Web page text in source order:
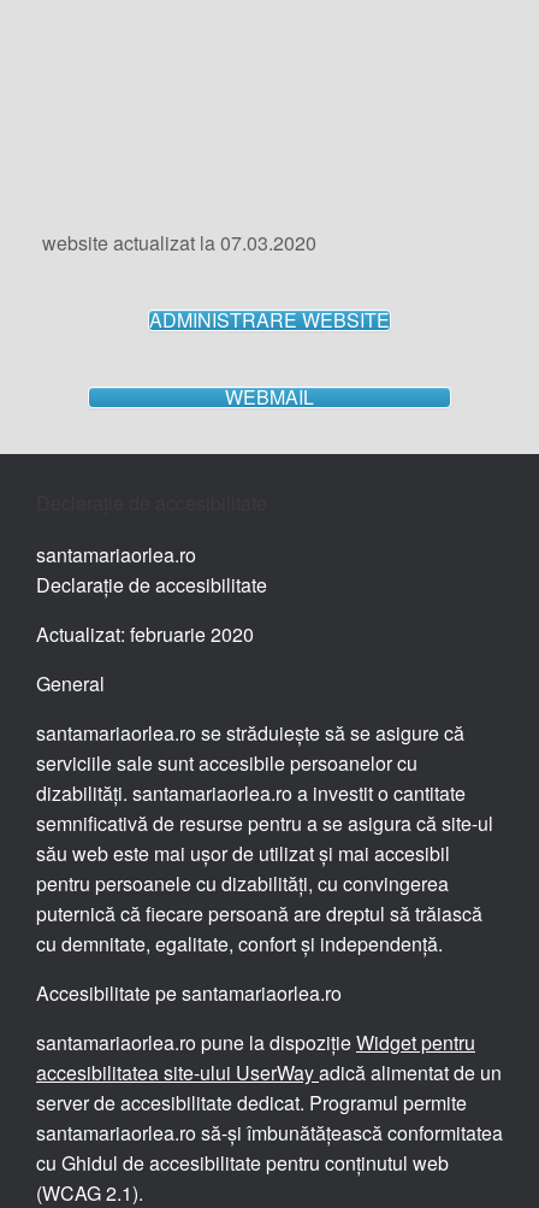
website actualizat la 07.03.2020
ADMINISTRARE WEBSITE
WEBMAIL
santamariaorlea.ro
Declarație de accesibilitate
Actualizat: februarie 2020
General
santamariaorlea.ro se străduiește să se asigure că
serviciile sale sunt accesibile persoanelor cu
dizabilități. santamariaorlea.ro a investit o cantitate
semnificativă de resurse pentru a se asigura că site-ul
său web este mai ușor de utilizat și mai accesibil
pentru persoanele cu dizabilități, cu convingerea
puternică că fiecare persoană are dreptul să trăiască
cu demnitate, egalitate, confort și independență.
Accesibilitate pe santamariaorlea.ro
santamariaorlea.ro pune la dispozițieWidget pentru
accesibilitatea site-ului UserWayadică alimentat de un
server de accesibilitate dedicat. Programul permite
santamariaorlea.ro să-și îmbunătățească conformitatea
cu Ghidul de accesibilitate pentru conținutul web
(WCAG 2.1).